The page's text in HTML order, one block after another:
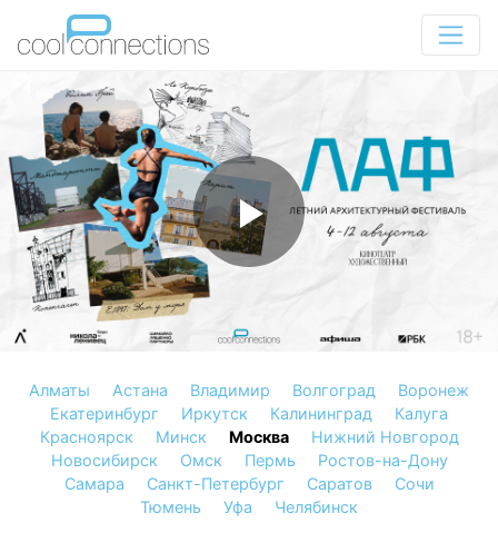
Алматы Астана Владимир Волгоград
Воронеж
Екатеринбург
Иркутск Калининград
Калуга
Красноярск
Минск Москва
Нижний Новгород
Новосибирск
Омск Пермь
Ростов-на-Дону
Самара
Санкт-Петербург Саратов
Сочи
Тюмень
Уфа Челябинск